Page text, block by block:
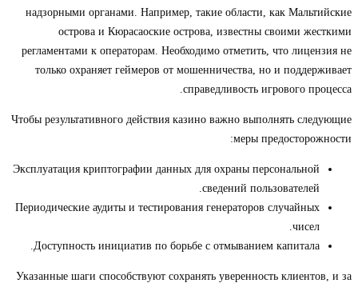
надзорными органами. Например, такие области, как Мальтийские
острова и Кюрасаоские острова, известны своими жесткими
регламентами к операторам. Необходимо отметить, что лицензия не
только охраняет геймеров от мошенничества, но и поддерживает
справедливость игрового процесса.
Чтобы результативного действия казино важно выполнять следующие
меры предосторожности:
Эксплуатация криптографии данных для охраны персональной
сведений пользователей.
Периодические аудиты и тестирования генераторов случайных
чисел.
Доступность инициатив по борьбе с отмыванием капитала.
Указанные шаги способствуют сохранять уверенность клиентов, и за